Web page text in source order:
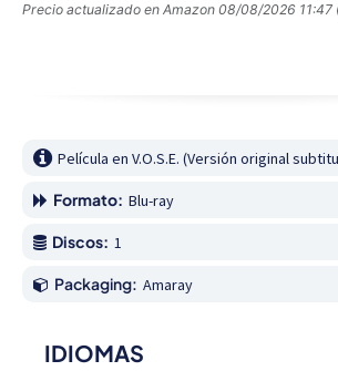
Precio actualizado en Amazon 08/08/2026 11:47
Película en V.O.S.E. (Versión original
Formato: Blu-ray
Discos: 1
Packaging: Amaray
IDIOMAS